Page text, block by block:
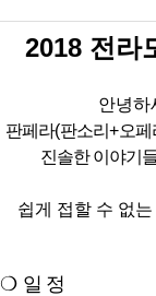
2018 전라
안녕하
판페라(판소리 +오페
진솔한 이야기
쉽게 접할 수 없
❍ 일 정